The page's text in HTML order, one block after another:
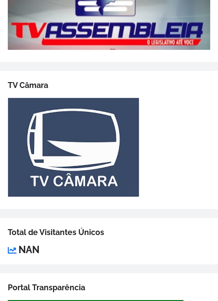
TV Câmara
Total de Visitantes Únicos
NAN
Portal Transparência